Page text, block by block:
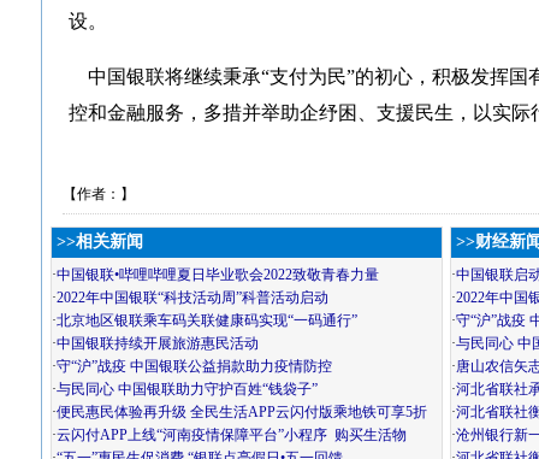
设。
中国银联将继续秉承“支付为民”的初心，积极发挥国
控和金融服务，多措并举助企纾困、支援民生，以实
【作者：】
>>相关新闻
·中国银联•哔哩哔哩夏日毕业歌会2022致敬青春力量
·2022年中国银联“科技活动周”科普活动启动
·北京地区银联乘车码关联健康码实现“一码通行”
·中国银联持续开展旅游惠民活动
·守“沪”战疫 中国银联公益捐款助力疫情防控
·与民同心 中国银联助力守护百姓“钱袋子”
·便民惠民体验再升级 全民生活APP云闪付版乘地铁可享5折
·云闪付APP上线“河南疫情保障平台”小程序 购买生活物
>>财经新
·中国银联启
·2022年中国
·守“沪”战疫
·与民同心 中
·唐山农信矢
·河北省联社
·河北省联社
·沧州银行新